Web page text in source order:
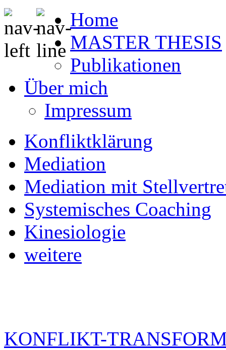
Home
MASTER THESIS
Publikationen
Über mich
Impressum
Konfliktklärung
Mediation
Mediation mit
Systemisches Coaching
Kinesiologie
weitere
KONFLIKT-